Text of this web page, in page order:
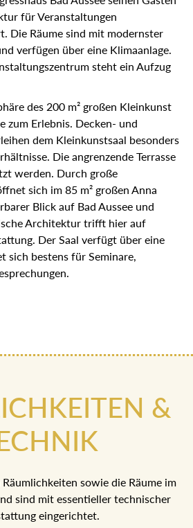
für Veranstaltungen
Die Räume sind mit modernster
verfügen über eine Klimaanlage.
steht ein Aufzug
des 200 m² großen Kleinkunst
zum Erlebnis. Decken- und
dem Kleinkunstsaal
Lichtverhältnisse. Die
für Pausen genutzt
eröffnet sich im
Saal ein wunderbarer Blick auf
Kurpark. Klassische Architektur
Raumausstattung. Der Saal verfügt
eignet sich bestens für
und Besprechungen.
&
sowie die Räume im
sind mit essentieller technischer
eingerichtet.